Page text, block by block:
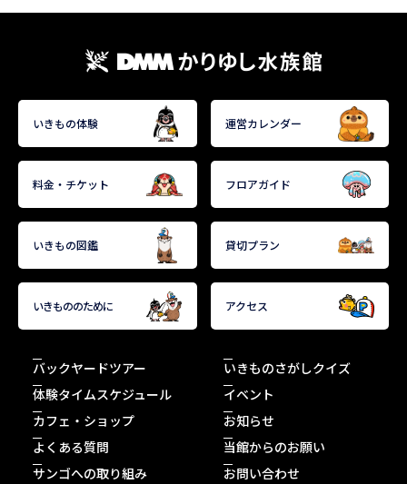
いきもの体験 運営カレンダー
料金・チケット フロアガイド
いきもの図鑑 貸切プラン
いきもののために アクセス
バックヤードツアー
いきものさがしクイズ
体験タイムスケジュール
イベント
カフェ・ショップ
お知らせ
よくある質問
当館からのお願い
サンゴへの取り組み
お問い合わせ